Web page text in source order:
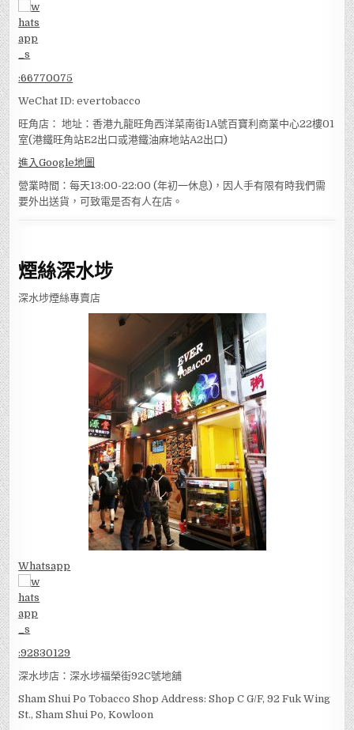
:66770075
WeChat ID: evertobacco
旺角店： 地址：香港九龍旺角西洋菜南街1A號百寶利商業中心22樓01
室(港鐵旺角站E2出口或港鐵油麻地站A2出口)
進入Google地圖
營業時間：每天13:00-22:00 (年初一休息)，因人手有限有時我們需
要外出送貨，可致電是否有人在店。
煙絲深水埗
深水埗煙絲專賣店
Whatsapp
:92830129
深水埗店：深水埗福榮街92C號地舖
Sham Shui Po Tobacco Shop Address: Shop C G/F, 92 Fuk Wing
St., Sham Shui Po, Kowloon